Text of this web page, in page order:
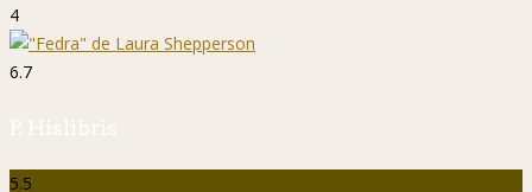
4
6.7
P. Hislibris
5.5